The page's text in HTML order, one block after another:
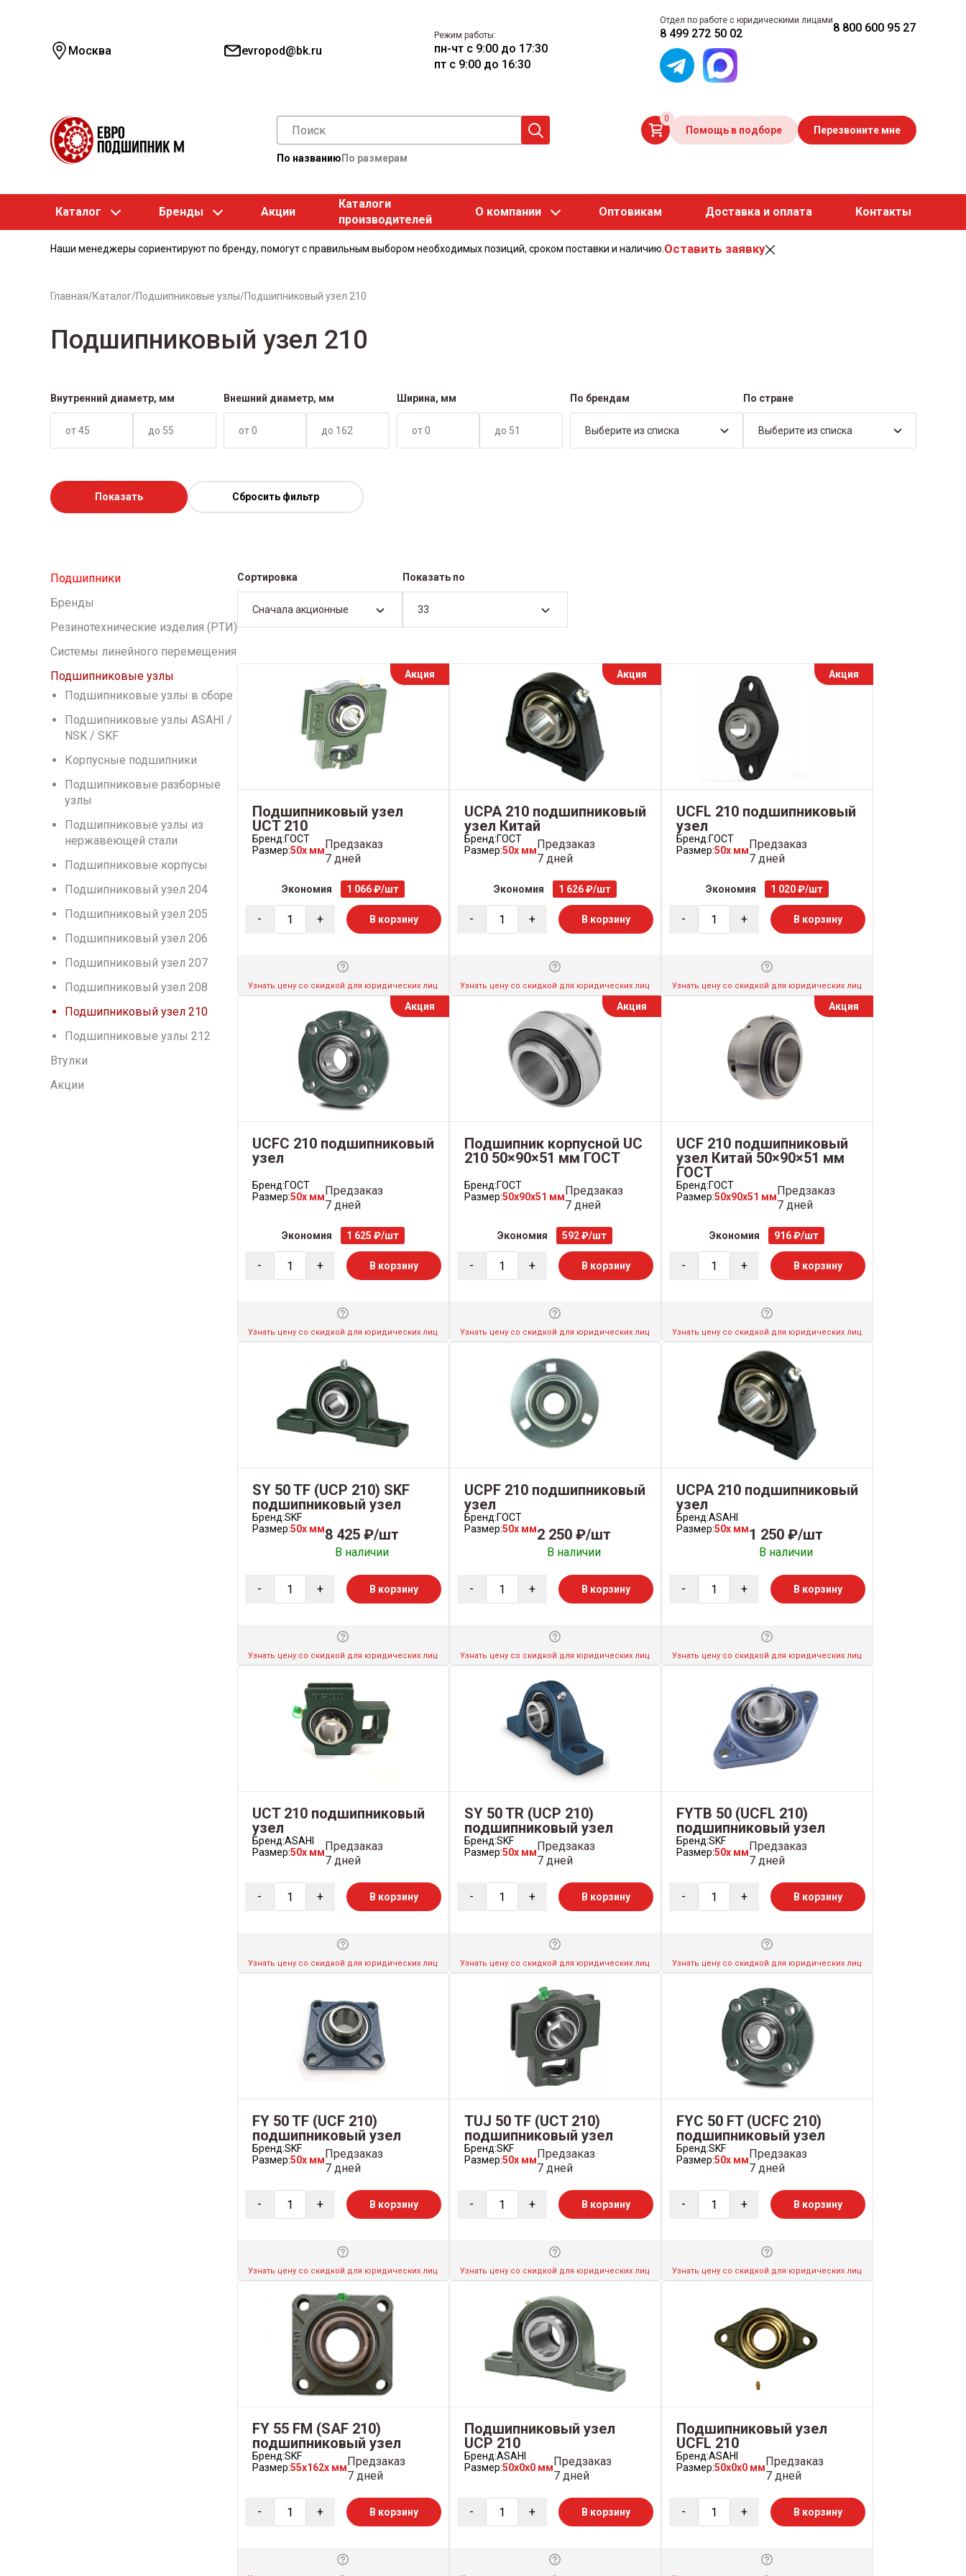
Москва evropod@bk.ru
Режим работы:
пн-чт с 9:00 до 17:30
пт с 9:00 до 16:30
Отдел по работе с юридическими лицами
8 499 272 50 02 8 800 600 95 27
По названию По размерам
0
Помощь в подборе Перезвоните мне
Каталог Бренды Акции
Каталоги
производителей
О компании Оптовикам Доставка и оплата Контакты
Наши менеджеры сориентируют по бренду, помогут с правильным выбором необходимых позиций, сроком поставки и наличию. Оставить заявку
Главная/Каталог/Подшипниковые узлы/Подшипниковый узел 210
Подшипниковый узел 210
Внутренний диаметр, мм Внешний диаметр, мм Ширина, мм По брендам
Выберите из списка
По стране
Выберите из списка
Показать Сбросить фильтр
Подшипники
Бренды
Резинотехнические изделия (РТИ)
Системы линейного перемещения
Подшипниковые узлы
Подшипниковые узлы в сборе
Подшипниковые узлы ASAHI /
NSK / SKF
Корпусные подшипники
Подшипниковые разборные
узлы
Подшипниковые узлы из
нержавеющей стали
Подшипниковые корпусы
Подшипниковый узел 204
Подшипниковый узел 205
Подшипниковый узел 206
Подшипниковый узел 207
Подшипниковый узел 208
Подшипниковый узел 210
Подшипниковые узлы 212
Втулки
Акции
Сортировка
Сначала акционные
Показать по
33
Акция
Подшипниковый узел
UCT 210
Бренд:ГОСТ
Размер:50x ммПредзаказ
7 дней
Экономия 1 066 ₽/шт
- + В корзину
Узнать цену со скидкой для юридических лиц
Акция
UCPA 210 подшипниковый
узел Китай
Бренд:ГОСТ
Размер:50x ммПредзаказ
7 дней
Экономия 1 626 ₽/шт
- + В корзину
Узнать цену со скидкой для юридических лиц
Акция
UCFL 210 подшипниковый
узел
Бренд:ГОСТ
Размер:50x ммПредзаказ
7 дней
Экономия 1 020 ₽/шт
- + В корзину
Узнать цену со скидкой для юридических лиц
Акция
UCFC 210 подшипниковый
узел
Бренд:ГОСТ
Размер:50x ммПредзаказ
7 дней
Экономия 1 625 ₽/шт
- + В корзину
Узнать цену со скидкой для юридических лиц
Акция
Подшипник корпусной UC
210 50×90×51 мм ГОСТ
Бренд:ГОСТ
Размер:50x90x51 ммПредзаказ
7 дней
Экономия 592 ₽/шт
- + В корзину
Узнать цену со скидкой для юридических лиц
Акция
UCF 210 подшипниковый
узел Китай 50×90×51 мм
ГОСТ
Бренд:ГОСТ
Размер:50x90x51 ммПредзаказ
7 дней
Экономия 916 ₽/шт
- + В корзину
Узнать цену со скидкой для юридических лиц
SY 50 TF (UCP 210) SKF
подшипниковый узел
Бренд:SKF
Размер:50x мм8 425 ₽/шт
В наличии
- + В корзину
Узнать цену со скидкой для юридических лиц
UCPF 210 подшипниковый
узел
Бренд:ГОСТ
Размер:50x мм2 250 ₽/шт
В наличии
- + В корзину
Узнать цену со скидкой для юридических лиц
UCPA 210 подшипниковый
узел
Бренд:ASAHI
Размер:50x мм1 250 ₽/шт
В наличии
- + В корзину
Узнать цену со скидкой для юридических лиц
UCT 210 подшипниковый
узел
Бренд:ASAHI
Размер:50x ммПредзаказ
7 дней
- + В корзину
Узнать цену со скидкой для юридических лиц
SY 50 TR (UCP 210)
подшипниковый узел
Бренд:SKF
Размер:50x ммПредзаказ
7 дней
- + В корзину
Узнать цену со скидкой для юридических лиц
FYTB 50 (UCFL 210)
подшипниковый узел
Бренд:SKF
Размер:50x ммПредзаказ
7 дней
- + В корзину
Узнать цену со скидкой для юридических лиц
FY 50 TF (UCF 210)
подшипниковый узел
Бренд:SKF
Размер:50x ммПредзаказ
7 дней
- + В корзину
Узнать цену со скидкой для юридических лиц
TUJ 50 TF (UCT 210)
подшипниковый узел
Бренд:SKF
Размер:50x ммПредзаказ
7 дней
- + В корзину
Узнать цену со скидкой для юридических лиц
FYC 50 FT (UCFC 210)
подшипниковый узел
Бренд:SKF
Размер:50x ммПредзаказ
7 дней
- + В корзину
Узнать цену со скидкой для юридических лиц
FY 55 FM (SAF 210)
подшипниковый узел
Бренд:SKF
Размер:55x162x ммПредзаказ
7 дней
- + В корзину
Подшипниковый узел
UCP 210
Бренд:ASAHI
Размер:50x0x0 ммПредзаказ
7 дней
- + В корзину
Подшипниковый узел
UCFL 210
Бренд:ASAHI
Размер:50x0x0 ммПредзаказ
7 дней
- + В корзину